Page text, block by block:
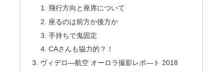
飛行方向と座席について
座るのは前方か後方か
手持ちで鬼固定
CAさんも協力的？！
ヴィデロ―航空 オーロラ撮影レポ―ト 2018